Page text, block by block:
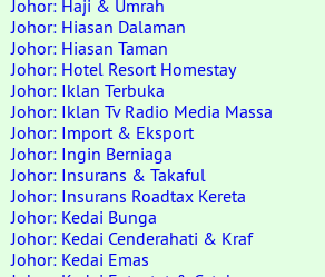
Johor: Haji & Umrah
Johor: Hiasan Dalaman
Johor: Hiasan Taman
Johor: Hotel Resort Homestay
Johor: Iklan Terbuka
Johor: Iklan Tv Radio Media Massa
Johor: Import & Eksport
Johor: Ingin Berniaga
Johor: Insurans & Takaful
Johor: Insurans Roadtax Kereta
Johor: Kedai Bunga
Johor: Kedai Cenderahati & Kraf
Johor: Kedai Emas